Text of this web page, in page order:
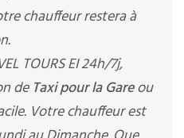
chauffeur restera à
TOURS EI 24h/7j,
de Taxi pour la Gareou
Votre chauffeur est